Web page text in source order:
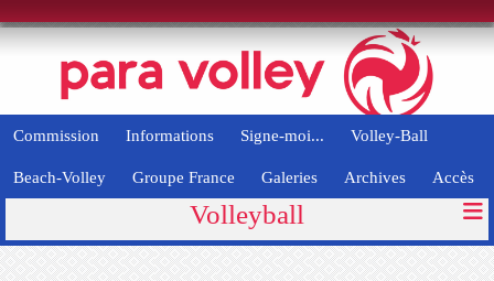
Commission Informations Signe-moi... Volley-Ball
Beach-Volley Groupe France Galeries Archives Accès
Volleyball